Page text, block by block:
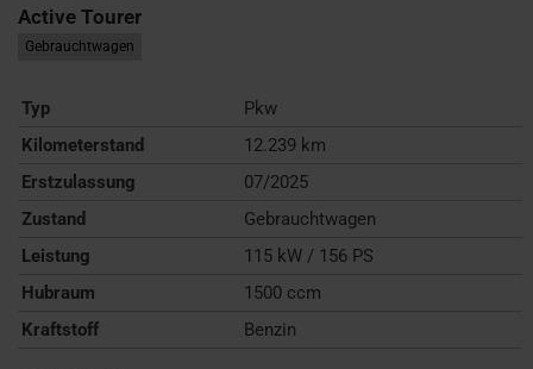
Active Tourer
Gebrauchtwagen
Typ
Pkw
Kilometerstand
12.239 km
Erstzulassung
07/2025
Zustand
Gebrauchtwagen
Leistung
115 kW / 156 PS
Hubraum
1500 ccm
Kraftstoff
Benzin